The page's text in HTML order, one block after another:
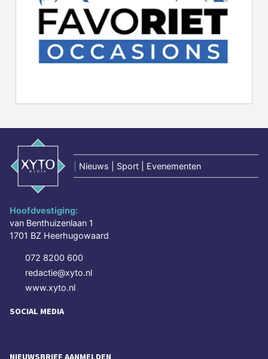
Nieuws | Sport | Evenementen
Hoofdvestiging:
van Benthuizenlaan 1
1701 BZ Heerhugowaard
072 8200 600
redactie@xyto.nl
www.xyto.nl
SOCIAL MEDIA
NIEUWSBRIEF AANMELDEN